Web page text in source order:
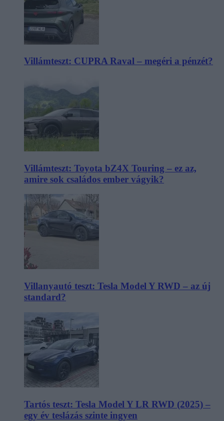
Villámteszt: CUPRA Raval – megéri a pénzét?
Villámteszt: Toyota bZ4X Touring – ez az,
amire sok családos ember vágyik?
Villanyautó teszt: Tesla Model Y RWD – az új
standard?
Tartós teszt: Tesla Model Y LR RWD (2025) –
egy év teslázás szinte ingyen